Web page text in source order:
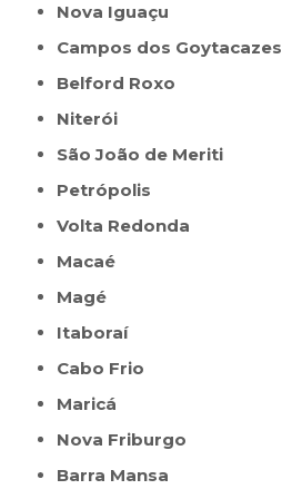
Nova Iguaçu
Campos dos Goytacazes
Belford Roxo
Niterói
São João de Meriti
Petrópolis
Volta Redonda
Macaé
Magé
Itaboraí
Cabo Frio
Maricá
Nova Friburgo
Barra Mansa